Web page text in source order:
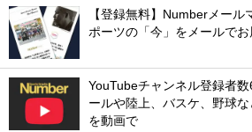
【登録無料】Numberメール
ポーツの「今」をメールでお
YouTubeチャンネル登録者
ールや陸上、バスケ、野球
を動画で